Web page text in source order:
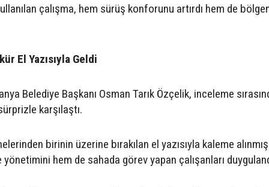
çalışma, hem sürüş konforunu artırdı hem de
El Yazısıyla Geldi
Belediye Başkanı Osman Tarık Özçelik, inceleme
karşılaştı.
birinin üzerine bırakılan el yazısıyla kaleme alınmış
hem de sahada görev yapan çalışanları